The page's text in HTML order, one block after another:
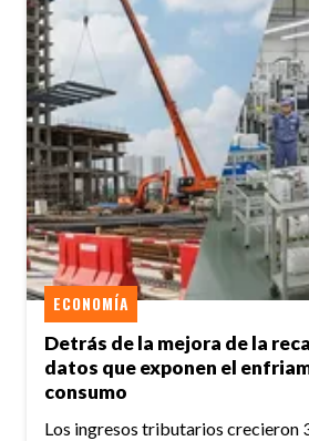
Detrás de la mejora de la
datos que exponen el
consumo
ECONOMÍA
Los ingresos tributarios crecieron